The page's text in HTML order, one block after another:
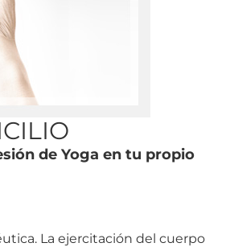
de Yoga en tu propio
La ejercitación del cuerpo